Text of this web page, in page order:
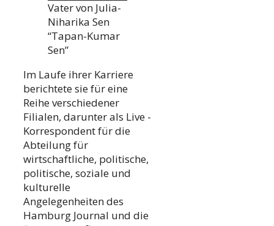
Vater von Julia-
Niharika Sen
“Tapan-Kumar
Sen”
Im Laufe ihrer Karriere
berichtete sie für eine
Reihe verschiedener
Filialen, darunter als Live -
Korrespondent für die
Abteilung für
wirtschaftliche, politische,
politische, soziale und
kulturelle
Angelegenheiten des
Hamburg Journal und die